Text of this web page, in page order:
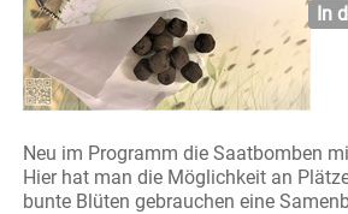
In
Neu im Programm die Saatbomben
Hier hat man die Möglichkeit an
bunte Blüten gebrauchen eine